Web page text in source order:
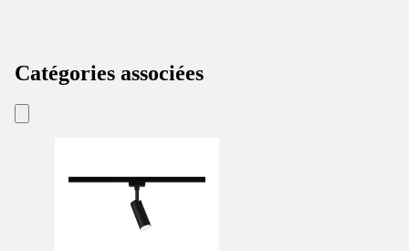
Catégories associées